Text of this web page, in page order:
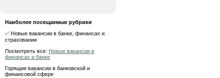
Наиболее посещаемые рубрики
✅ Новые вакансии в банке, финансах и
страховании
Посмотреть все: Новые вакансии в
финансах и банке
Горящие вакансии в банковской и
финансовой сфере